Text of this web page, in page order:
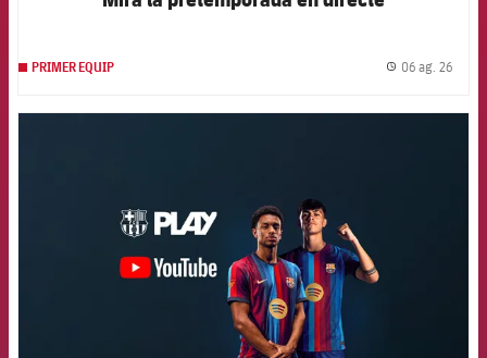
PRIMER EQUIP 06 ag. 26